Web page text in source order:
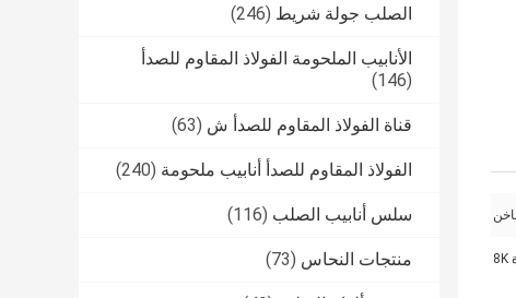
الصلب جولة شريط (246)
الأنابيب الملحومة الفولاذ المقاوم للصدأ
(146)
قناة الفولاذ المقاوم للصدأ ش (63)
الفولاذ المقاوم للصدأ أنابيب ملحومة (240)
سلس أنابيب الصلب (116)
منتجات النحاس (73)